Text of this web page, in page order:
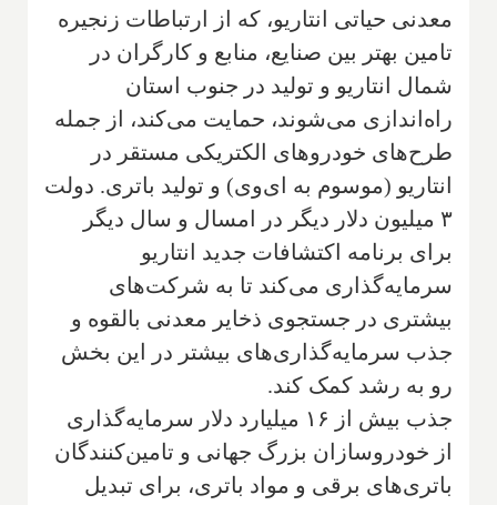
معدنی حیاتی انتاریو، که از ارتباطات زنجیره
تامین بهتر بین صنایع، منابع و کارگران در
شمال انتاریو و تولید در جنوب استان
راه‌اندازی می‌شوند، حمایت می‌کند، از جمله
طرح‌های خودروهای الکتریکی مستقر در
انتاریو (موسوم به ای‌وی) و تولید باتری. دولت
۳ میلیون دلار دیگر در امسال و سال دیگر
برای برنامه اکتشافات جدید انتاریو
سرمایه‌گذاری می‌کند تا به شرکت‌های
بیشتری در جستجوی ذخایر معدنی بالقوه و
جذب سرمایه‌گذاری‌های بیشتر در این بخش
رو به رشد کمک کند.
جذب بیش از ۱۶ میلیارد دلار سرمایه‌گذاری
از خودروسازان بزرگ جهانی و تامین‌کنندگان
باتری‌های برقی و مواد باتری، برای تبدیل